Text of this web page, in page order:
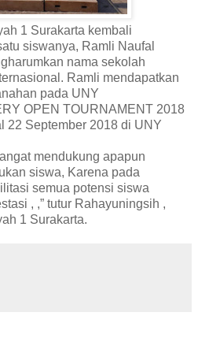
1 Surakarta kembali
siswanya, Ramli Naufal
nama sekolah
Ramli mendapatkan
pada UNY
OPEN TOURNAMENT 2018
22 September 2018 di UNY
mendukung apapun
siswa, Karena pada
semua potensi siswa
, ,” tutur Rahayuningsih ,
1 Surakarta.